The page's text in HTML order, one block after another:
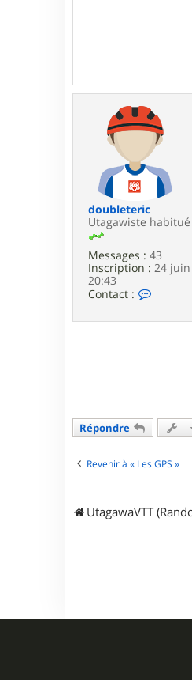
E
a
d
e
o
X
5
5
doubleteric
Utagawiste habitué
Messages : 43
Inscription : 24 juin
20:43
Contact :
o
e
r
Répondre
Revenir à « Les GPS »
UtagawaVTT